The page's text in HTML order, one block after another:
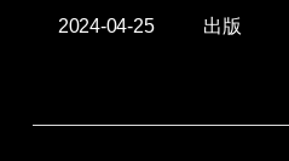
2024-04-25 出版